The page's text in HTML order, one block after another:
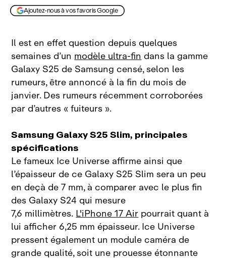
Ajoutez-nous à vos favoris Google
Il est en effet question depuis quelques
semaines d’unmodèle ultra‑findans la gamme
Galaxy S25 de Samsung censé, selon les
rumeurs, être annoncé à la fin du mois de
janvier. Des rumeurs récemment corroborées
par d’autres « fuiteurs ».
Samsung Galaxy S25 Slim, principales
spécifications
Le fameux Ice Universe affirme ainsi que
l’épaisseur de ce Galaxy S25 Slim sera un peu
en deçà de 7 mm, à comparer avec le plus fin
des Galaxy S24 qui mesure
7,6 millimètres.L'iPhone 17 Airpourrait quant à
lui afficher 6,25 mm épaisseur. Ice Universe
pressent également un module caméra de
grande qualité, soit une prouesse étonnante